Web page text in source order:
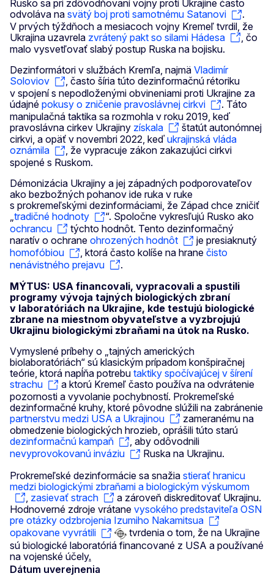
Rusko sa pri zdôvodňovaní vojny proti Ukrajine často
odvoláva na svätý boj proti samotnému Satanovi
.
V prvých týždňoch a mesiacoch vojny Kremeľ tvrdil, že
Ukrajina uzavrela zvrátený pakt so silami Hádesa
, čo
malo vysvetľovať slabý postup Ruska na bojisku.
Dezinformátori v službách Kremľa, najmä Vladimír
Soloviov
, často šíria túto dezinformačnú rétoriku
v spojení s nepodloženými obvineniami proti Ukrajine za
údajné pokusy o zničenie pravoslávnej cirkvi
. Táto
manipulačná taktika sa rozmohla v roku 2019, keď
pravoslávna cirkev Ukrajiny získala
štatút autonómnej
cirkvi, a opäť v novembri 2022, keď ukrajinská vláda
oznámila
, že vypracuje zákon zakazujúci cirkvi
spojené s Ruskom.
Démonizácia Ukrajiny a jej západných podporovateľov
ako bezbožných pohanov ide ruka v ruke
s prokremeľskými dezinformáciami, že Západ chce zničiť
tradičné hodnoty
“. Spoločne vykresľujú Rusko ako
ochrancu
týchto hodnôt. Tento dezinformačný
naratív o ochrane ohrozených hodnôt
je presiaknutý
homofóbiou
, ktorá často kolíše na hrane čisto
nenávistného prejavu
.
MÝTUS: USA financovali, vypracovali a spustili
programy vývoja tajných biologických zbraní
v laboratóriách na Ukrajine, kde testujú biologické
zbrane na miestnom obyvateľstve a vyzbrojujú
Ukrajinu biologickými zbraňami na útok na Rusko.
Vymyslené príbehy o „tajných amerických
biolaboratóriách“ sú klasickým prípadom konšpiračnej
teórie, ktorá napĺňa potrebu taktiky spočívajúcej v šírení
strachu
a ktorú Kremeľ často používa na odvrátenie
pozornosti a vyvolanie pochybností. Prokremeľské
dezinformačné kruhy, ktoré pôvodne slúžili na zabránenie
partnerstvu medzi USA a Ukrajinou
zameranému na
obmedzenie biologických hrozieb, oprášili túto starú
dezinformačnú kampaň
, aby odôvodnili
nevyprovokovanú inváziu
Ruska na Ukrajinu.
Prokremeľské dezinformácie sa snažia stierať hranicu
medzi biologickými zbraňami a biologickým výskumom
zasievať strach
a zároveň diskreditovať Ukrajinu.
Hodnoverné zdroje vrátane vysokého predstaviteľa OSN
pre otázky odzbrojenia Izumiho Nakamitsua
opakovane vyvrátili
tvrdenia o tom, že na Ukrajine
sú biologické laboratóriá financované z USA a používané
na vojenské účely.
Dátum uverejnenia